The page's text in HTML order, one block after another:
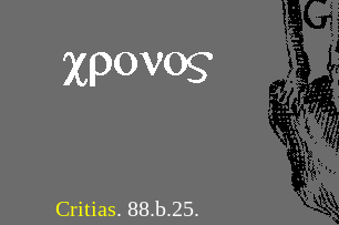
Critias. 88.b.25.